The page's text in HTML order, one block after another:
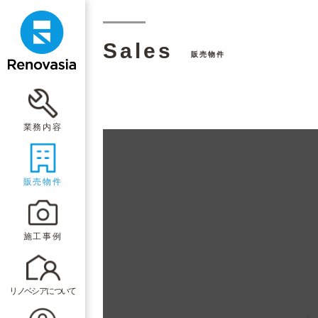
業務内容
販売物件
施工事例
リノベシアについて
Sales 販売物件